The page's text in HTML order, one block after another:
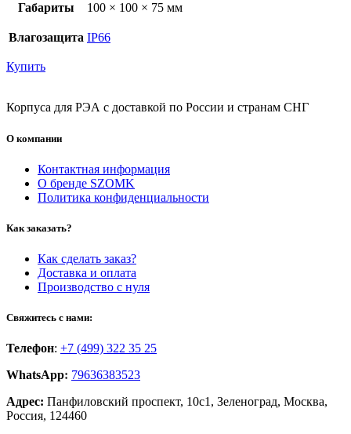
Габариты
100 × 100 × 75 мм
Влагозащита IP66
Купить
Корпуса для РЭА с доставкой по России и странам СНГ
О компании
Контактная информация
О бренде SZOMK
Политика конфиденциальности
Как заказать?
Как сделать заказ?
Доставка и оплата
Производство с нуля
Свяжитесь с нами:
Телефон: +7 (499) 322 35 25
WhatsApp: 79636383523
Адрес: Панфиловский проспект, 10с1, Зеленоград, Москва,
Россия, 124460